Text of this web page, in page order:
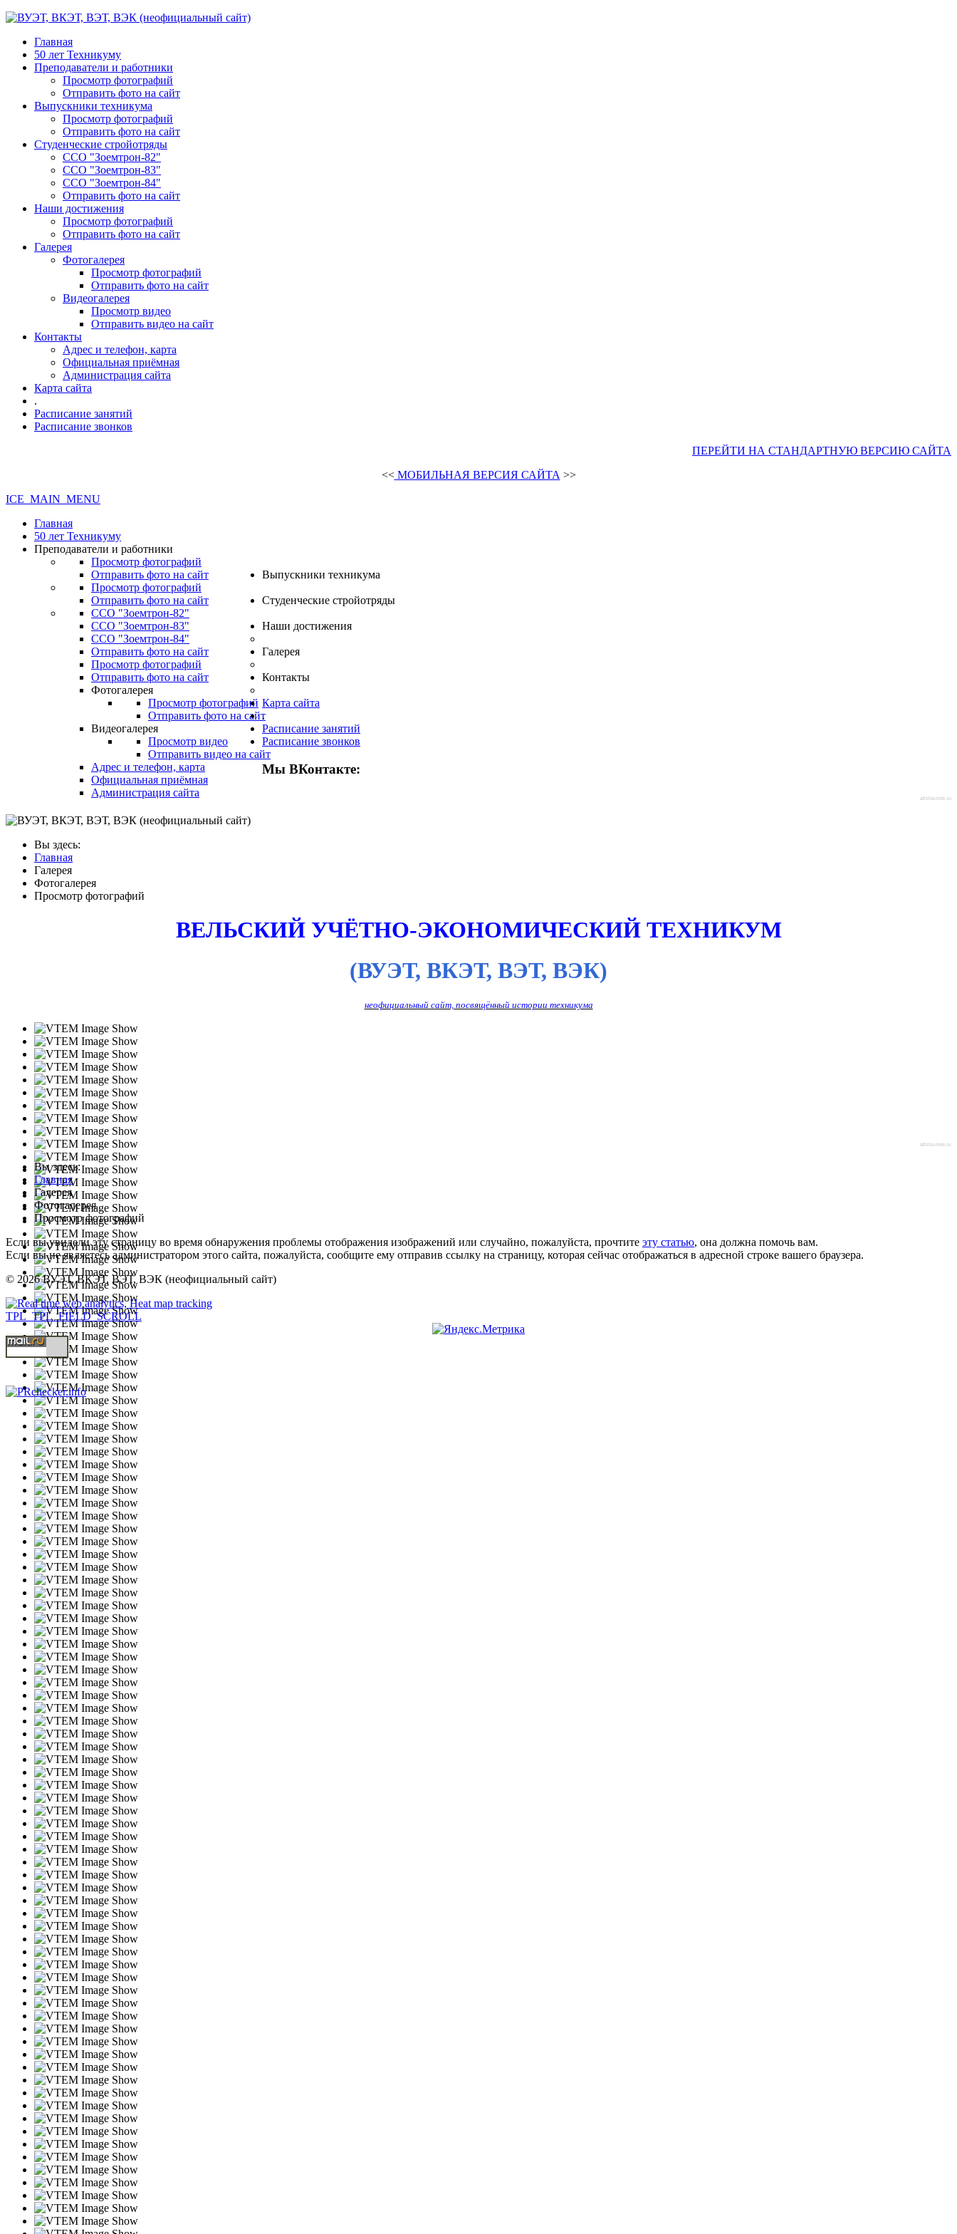
Главная
50 лет Техникуму
Преподаватели и работники
Просмотр фотографий
Отправить фото на сайт
Выпускники техникума
Просмотр фотографий
Отправить фото на сайт
Студенческие стройотряды
ССО "Зоемтрон-82"
ССО "Зоемтрон-83"
ССО "Зоемтрон-84"
Отправить фото на сайт
Наши достижения
Просмотр фотографий
Отправить фото на сайт
Галерея
Фотогалерея
Просмотр фотографий
Отправить фото на сайт
Видеогалерея
Просмотр видео
Отправить видео на сайт
Контакты
Адрес и телефон, карта
Официальная приёмная
Администрация сайта
Карта сайта
.
Расписание занятий
Расписание звонков
ПЕРЕЙТИ НА СТАНДАРТНУЮ ВЕРСИЮ САЙТА
<<МОБИЛЬНАЯ ВЕРСИЯ САЙТА >>
ICE_MAIN_MENU
Главная
50 лет Техникуму
Преподаватели и работники
Просмотр фотографий
Отправить фото на сайт
Выпускники техникума
Просмотр фотографий
Отправить фото на сайт
Студенческие стройотряды
ССО "Зоемтрон-82"
ССО "Зоемтрон-83"
ССО "Зоемтрон-84"
Отправить фото на сайт
Наши достижения
Просмотр фотографий
Отправить фото на сайт
Галерея
Фотогалерея
Просмотр фотографий
Отправить фото на сайт
Видеогалерея
Просмотр видео
Отправить видео на сайт
Контакты
Адрес и телефон, карта
Официальная приёмная
Администрация сайта
Карта сайта
.
Расписание занятий
Расписание звонков
Мы ВКонтакте:
afisha-msk.ru
Вы здесь:
Главная
Галерея
Фотогалерея
Просмотр фотографий
ВЕЛЬСКИЙ УЧЁТНО-ЭКОНОМИЧЕСКИЙ ТЕХНИКУМ
(ВУЭТ, ВКЭТ, ВЭТ, ВЭК)
неофициальный сайт, посвящённый истории техникума
afisha-msk.ru
Вы здесь:
Главная
Галерея
Фотогалерея
Просмотр фотографий
Если вы увидели эту страницу во время обнаружения проблемы отображения изображений или случайно, пожалуйста, прочтите эту статью, она должна помочь вам.
Если вы не являетесь администратором этого сайта, пожалуйста, сообщите ему отправив ссылку на страницу, которая сейчас отображаться в адресной строке вашего браузера.
© 2026 ВУЭТ, ВКЭТ, ВЭТ, ВЭК (неофициальный сайт)
TPL_TPL_FIELD_SCROLL